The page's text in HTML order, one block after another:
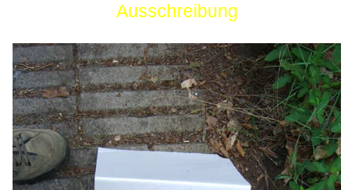
Ausschreibung